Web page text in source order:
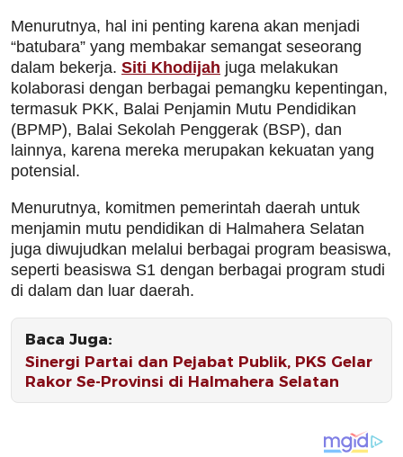
Menurutnya, hal ini penting karena akan menjadi
“batubara” yang membakar semangat seseorang
dalam bekerja. Siti Khodijah juga melakukan
kolaborasi dengan berbagai pemangku kepentingan,
termasuk PKK, Balai Penjamin Mutu Pendidikan
(BPMP), Balai Sekolah Penggerak (BSP), dan
lainnya, karena mereka merupakan kekuatan yang
potensial.
Menurutnya, komitmen pemerintah daerah untuk
menjamin mutu pendidikan di Halmahera Selatan
juga diwujudkan melalui berbagai program beasiswa,
seperti beasiswa S1 dengan berbagai program studi
di dalam dan luar daerah.
Baca Juga:
Sinergi Partai dan Pejabat Publik, PKS Gelar
Rakor Se-Provinsi di Halmahera Selatan